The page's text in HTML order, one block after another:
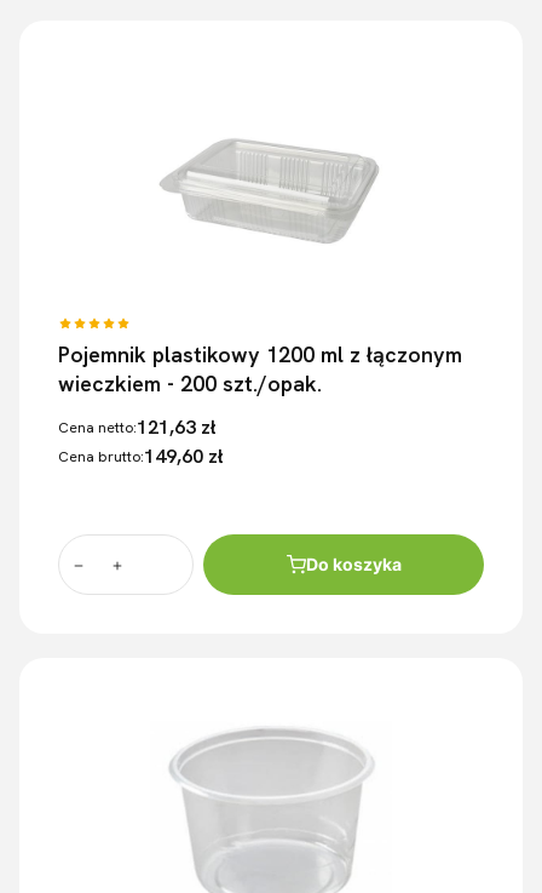
Pojemnik plastikowy 1200 ml z łączonym
wieczkiem - 200 szt./opak.
Cena netto:121,63 zł
Cena brutto:149,60 zł
Do koszyka